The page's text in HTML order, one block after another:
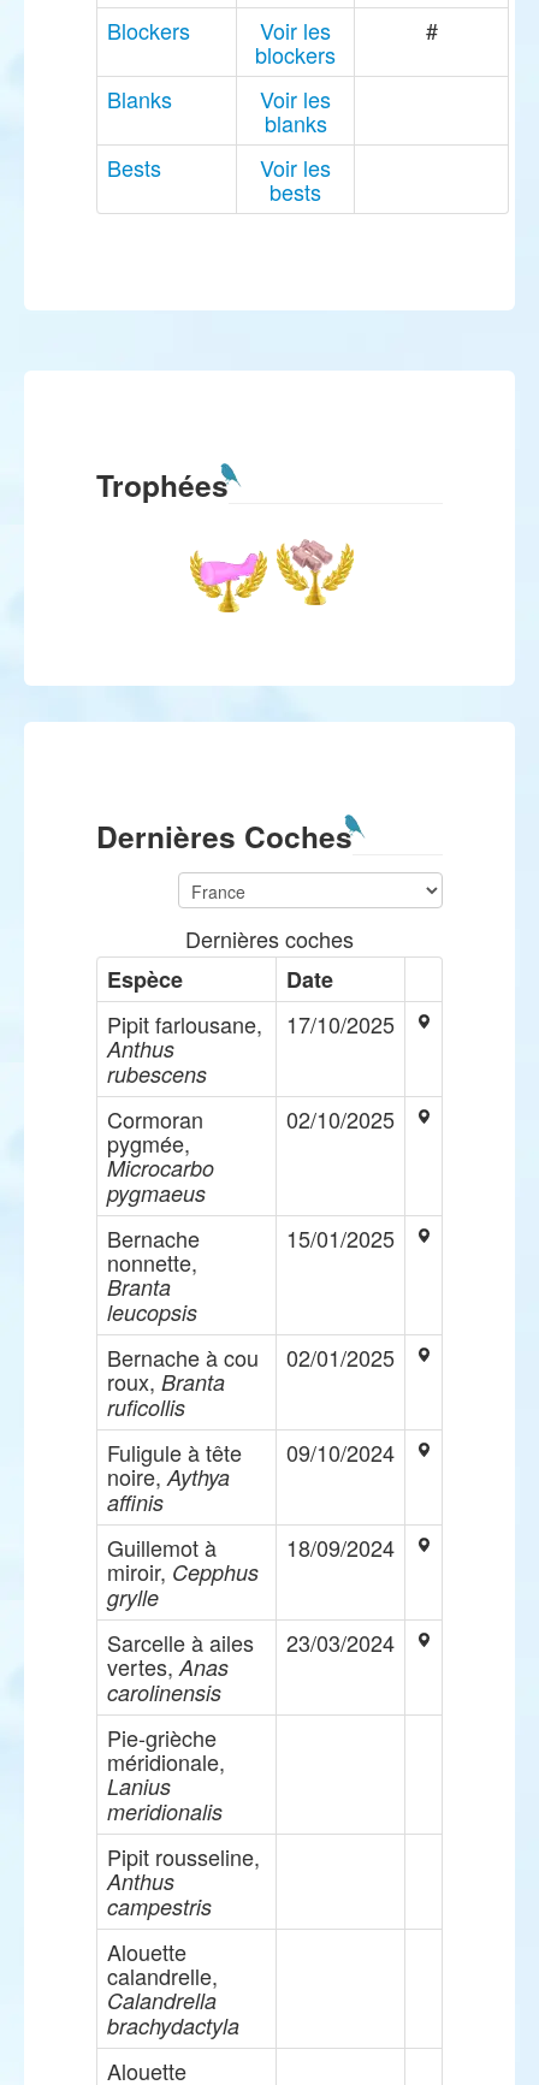
Blockers
Voir les
blockers
#
Blanks Voir les
blanks
Bests
Voir les
bests
Trophées
Dernières Coches
Dernières coches
Espèce
Date
Pipit farlousane,
Anthus
rubescens
17/10/2025
Cormoran
pygmée,
Microcarbo
pygmaeus
02/10/2025
Bernache
nonnette,
Branta
leucopsis
15/01/2025
Bernache à cou
roux, Branta
ruficollis
02/01/2025
Fuligule à tête
noire, Aythya
affinis
09/10/2024
Guillemot à
miroir, Cepphus
grylle
18/09/2024
Sarcelle à ailes
vertes, Anas
carolinensis
23/03/2024
Pie-grièche
méridionale,
Lanius
meridionalis
Pipit rousseline,
Anthus
campestris
Alouette
calandrelle,
Calandrella
brachydactyla
Alouette